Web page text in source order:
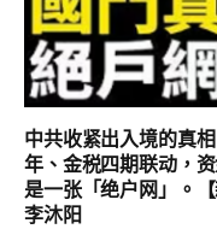
中共收紧出入境的真
年、金税四期联动，
是一张「绝户网」。
李沐阳